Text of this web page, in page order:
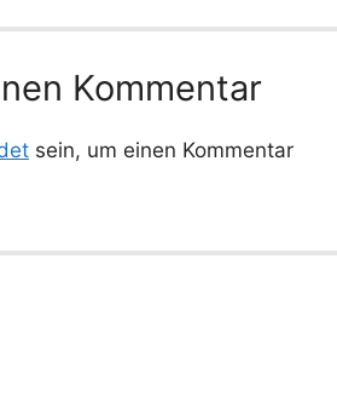
Kommentar
sein, um einen Kommentar